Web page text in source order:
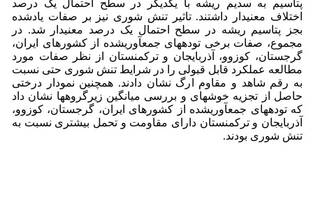
پتاسیم به سدیم ریشه با یکدیگر در سطح احتمال یک درصد
اختلاف معنیدار داشتند. تاثیر تنش شوری نیز بر صفات یادشده
بجز پتاسیم ریشه در سطح احتمال یک درصد معنیدار شد. در
مجموع، صفات برخی تودههای جمعآوریشده از کشورهای ایران،
گرجستان، کوزوو، آذربایجان و ترکمنستان از نظر صفات مورد
مطالعه عملکرد قابل قبولی را در شرایط تنش شوری حتی نسبت
به رقم شاهد و مقاوم ارگ نشان دادند. همچنین نمودار درختی
حاصل از تجزیه خوشهای و بررسی میانگین زیرگروهها نشان داد
که تودههای جمعآوریشده از کشورهای ایران، گرجستان، کوزوو،
آذربایجان و ترکمنستان دارای مقاومت و تحمل بیشتری نسبت به
تنش شوری بودند.